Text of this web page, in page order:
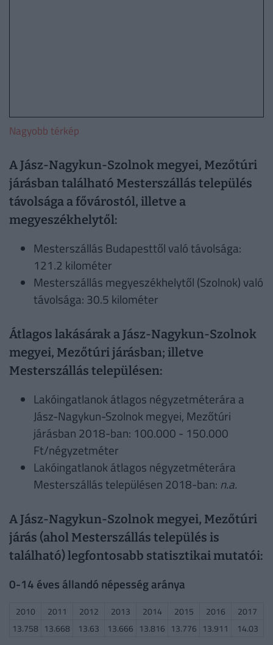
Nagyobb térkép
A Jász-Nagykun-Szolnok megyei, Mezőtúri
járásban található Mesterszállás település
távolsága a fővárostól, illetve a
megyeszékhelytől:
Mesterszállás Budapesttől való távolsága:
121.2 kilométer
Mesterszállás megyeszékhelytől (Szolnok) való
távolsága: 30.5 kilométer
Átlagos lakásárak a Jász-Nagykun-Szolnok
megyei, Mezőtúri járásban; illetve
Mesterszállás településen:
Lakóingatlanok átlagos négyzetméterára a
Jász-Nagykun-Szolnok megyei, Mezőtúri
járásban 2018-ban: 100.000 - 150.000
Ft/négyzetméter
Lakóingatlanok átlagos négyzetméterára
Mesterszállás településen 2018-ban: n.a.
A Jász-Nagykun-Szolnok megyei, Mezőtúri
járás (ahol Mesterszállás település is
található) legfontosabb statisztikai mutatói:
0-14 éves állandó népesség aránya
2010 2011 2012 2013 2014 2015 2016
2017
13.758 13.668 13.63 13.666 13.816 13.776 13.911 14.03